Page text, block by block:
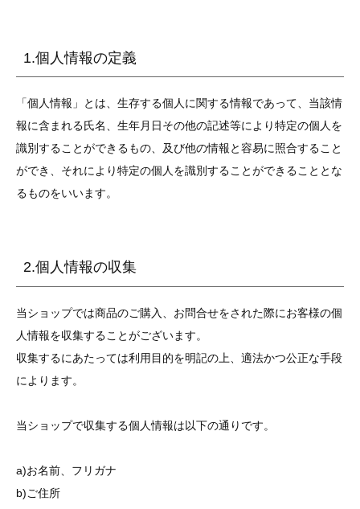
1.個人情報の定義
「個人情報」とは、生存する個人に関する情報であって、当該情
報に含まれる氏名、生年月日その他の記述等により特定の個人を
識別することができるもの、及び他の情報と容易に照合すること
ができ、それにより特定の個人を識別することができることとな
るものをいいます。
2.個人情報の収集
当ショップでは商品のご購入、お問合せをされた際にお客様の個
人情報を収集することがございます。
収集するにあたっては利用目的を明記の上、適法かつ公正な手段
によります。
当ショップで収集する個人情報は以下の通りです。
a)お名前、フリガナ
b)ご住所